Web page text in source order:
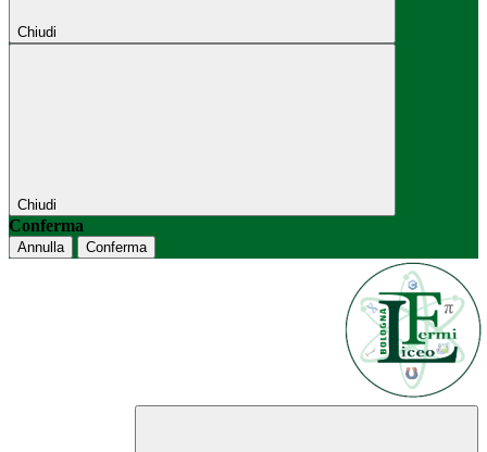
Chiudi
Chiudi
Conferma
Annulla Conferma